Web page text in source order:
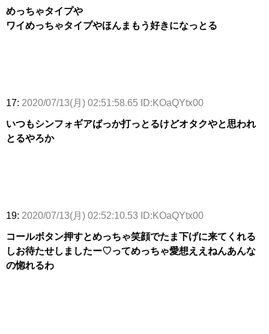
めっちゃタイプや
ワイめっちゃタイプやほんまもう好きになっとる
17: 2020/07/13(月) 02:51:58.65 ID:KOaQYtx00
いつもシンフォギアばっか打っとるけどオタクやと思われ
とるやろか
19: 2020/07/13(月) 02:52:10.53 ID:KOaQYtx00
コールボタン押すとめっちゃ笑顔でたま下げに来てくれる
しお待たせしましたー♡ってめっちゃ愛想ええねんあんな
の惚れるわ